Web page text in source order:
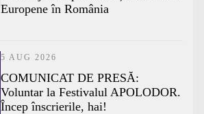
Europene în România
5 AUG 2026
COMUNICAT DE PRESĂ:
Voluntar la Festivalul APOLODOR.
Încep înscrierile, hai!